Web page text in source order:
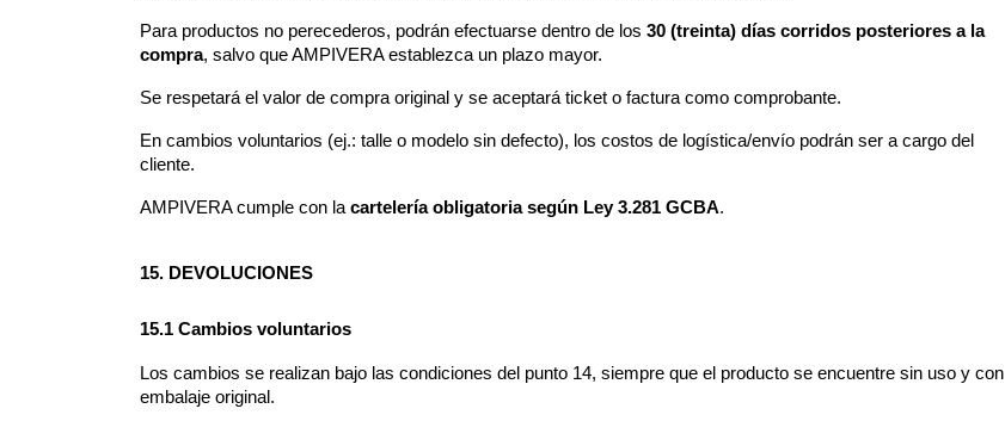
Para productos no perecederos, podrán efectuarse dentro de los 30 (treinta) días corridos posteriores a la
compra, salvo que AMPIVERA establezca un plazo mayor.
Se respetará el valor de compra original y se aceptará ticket o factura como comprobante.
En cambios voluntarios (ej.: talle o modelo sin defecto), los costos de logística/envío podrán ser a cargo del
cliente.
AMPIVERA cumple con la cartelería obligatoria según Ley 3.281 GCBA.
15. DEVOLUCIONES
15.1 Cambios voluntarios
Los cambios se realizan bajo las condiciones del punto 14, siempre que el producto se encuentre sin uso y con
embalaje original.